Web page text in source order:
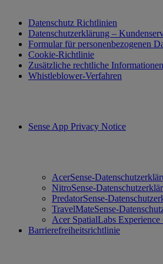
Datenschutz Richtlinien
Datenschutzerklärung –
Formular für personenbezogenen
Cookie-Richtlinie
Zusätzliche rechtliche Informationen
Whistleblower-Verfahren
Sense App Privacy Notice
AcerSense-
NitroSense-
PredatorSense-
TravelMateSense-
Acer SpatialLabs
Barrierefreiheitsrichtlinie